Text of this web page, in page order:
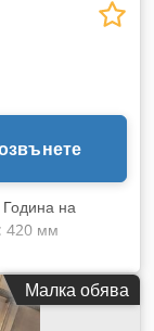
Година на
420 мм
Sfjksk
Дължина на
+/-
мм Маса -
Малка обява